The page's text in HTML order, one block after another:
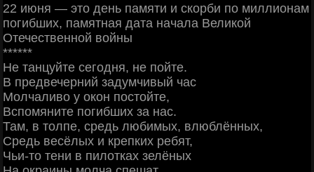
22 июня — это день памяти и скорби по миллионам
погибших, памятная дата начала Великой
Отечественной войны
******
Не танцуйте сегодня, не пойте.
В предвечерний задумчивый час
Молчаливо у окон постойте,
Вспомяните погибших за нас.
Там, в толпе, средь любимых, влюблённых,
Средь весёлых и крепких ребят,
Чьи-то тени в пилотках зелёных